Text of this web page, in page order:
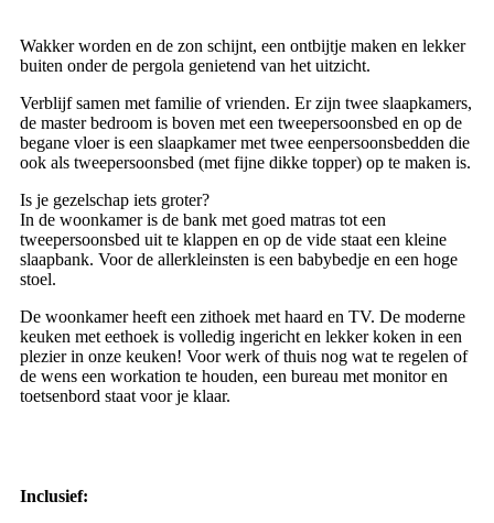
Wakker worden en de zon schijnt, een ontbijtje maken en lekker
buiten onder de pergola genietend van het uitzicht.
Verblijf samen met familie of vrienden. Er zijn twee slaapkamers,
de master bedroom is boven met een tweepersoonsbed en op de
begane vloer is een slaapkamer met twee eenpersoonsbedden die
ook als tweepersoonsbed (met fijne dikke topper) op te maken is.
Is je gezelschap iets groter?
In de woonkamer is de bank met goed matras tot een
tweepersoonsbed uit te klappen en op de vide staat een kleine
slaapbank. Voor de allerkleinsten is een babybedje en een hoge
stoel.
De woonkamer heeft een zithoek met haard en TV. De moderne
keuken met eethoek is volledig ingericht en lekker koken in een
plezier in onze keuken! Voor werk of thuis nog wat te regelen of
de wens een workation te houden, een bureau met monitor en
toetsenbord staat voor je klaar.
Inclusief: